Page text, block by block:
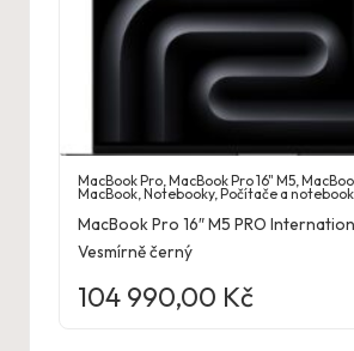
MacBook Pro ,MacBook Pro 16" M5 ,
MacBook ,Notebooky,Počítače a
MacBook Pro 16″ M5 PRO
Vesmírně černý
104 990,00 Kč